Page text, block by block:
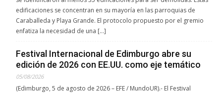
edificaciones se concentran en su mayoría en las parroquias de
Caraballeda y Playa Grande. El protocolo propuesto por el gremio
enfatiza la necesidad de una […]
Festival Internacional de Edimburgo abre su
edición de 2026 con EE.UU. como eje temático
05/08/2026
(Edimburgo, 5 de agosto de 2026 – EFE / MundoUR).- El Festival